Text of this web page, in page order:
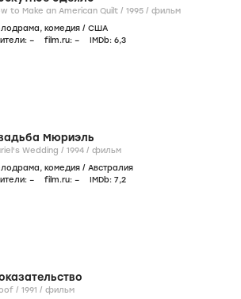
How to Make an American Quilt / 1995 / фильм
, комедия / США
– film.ru: – IMDb: 6,3
Мюриэль
Muriel's Wedding / 1994 / фильм
, комедия / Австралия
– film.ru: – IMDb: 7,2
Proof / 1991 / фильм